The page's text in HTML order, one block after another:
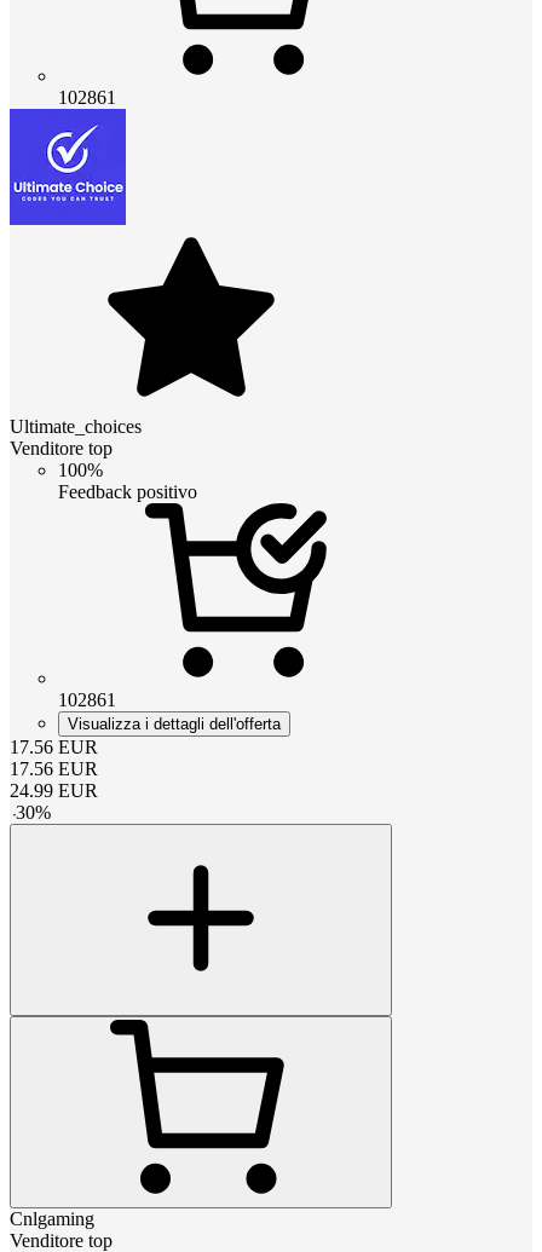
102861
Ultimate_choices
Venditore top
100%
Feedback positivo
102861
Visualizza i dettagli dell'offerta
17.56 EUR
17.56 EUR
24.99 EUR
-30%
Cnlgaming
Venditore top